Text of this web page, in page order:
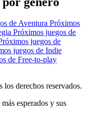
de Aventura Próximos
Próximos juegos de
juegos de
juegos de Indie
de Free-to-play
derechos reservados.
esperados y sus